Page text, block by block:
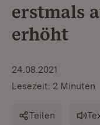
erstmals
erhöht
24.08.2021
Lesezeit: 2 Minuten
Teilen